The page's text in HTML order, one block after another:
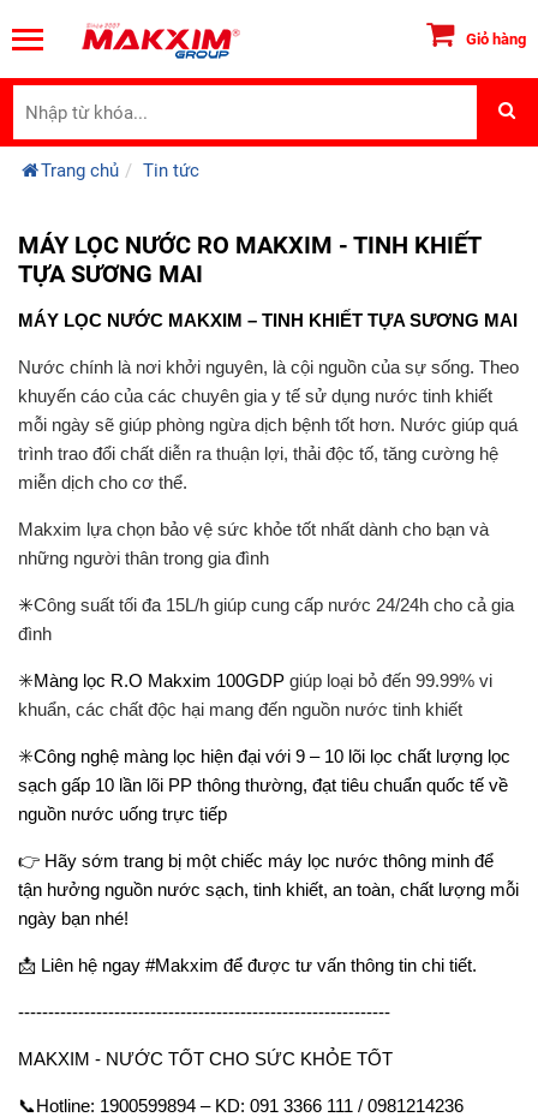
Giỏ hàng
Trang chủ Tin tức
MÁY LỌC NƯỚC RO MAKXIM - TINH KHIẾT
TỰA SƯƠNG MAI
MÁY LỌC NƯỚC MAKXIM – TINH KHIẾT TỰA SƯƠNG MAI
Nước chính là nơi khởi nguyên, là cội nguồn của sự sống. Theo
khuyến cáo của các chuyên gia y tế sử dụng nước tinh khiết
mỗi ngày sẽ giúp phòng ngừa dịch bệnh tốt hơn. Nước giúp quá
trình trao đổi chất diễn ra thuận lợi, thải độc tố, tăng cường hệ
miễn dịch cho cơ thể.
Makxim lựa chọn bảo vệ sức khỏe tốt nhất dành cho bạn và
những người thân trong gia đình
✳️Công suất tối đa 15L/h giúp cung cấp nước 24/24h cho cả gia
đình
✳️Màng lọc R.O Makxim 100GDP giúp loại bỏ đến 99.99% vi
khuẩn, các chất độc hại mang đến nguồn nước tinh khiết
✳️Công nghệ màng lọc hiện đại với 9 – 10 lõi lọc chất lượng lọc
sạch gấp 10 lần lõi PP thông thường, đạt tiêu chuẩn quốc tế về
nguồn nước uống trực tiếp
👉 Hãy sớm trang bị một chiếc máy lọc nước thông minh để
tận hưởng nguồn nước sạch, tinh khiết, an toàn, chất lượng mỗi
ngày bạn nhé!
📩 Liên hệ ngay #Makxim để được tư vấn thông tin chi tiết.
--------------------------------------------------------------
MAKXIM - NƯỚC TỐT CHO SỨC KHỎE TỐT
📞Hotline: 1900599894 – KD: 091 3366 111 / 0981214236